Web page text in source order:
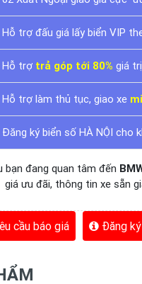
Hỗ trợ đấu giá lấy biển VIP
Hỗ trợ trả góp tới 80% giá
Hỗ trợ làm thủ tục, giao xe
Đăng ký biển số HÀ NỘI cho
bạn đang quan tâm đến
giá ưu đãi, thông tin xe sẵn
cầu báo giá Đăng